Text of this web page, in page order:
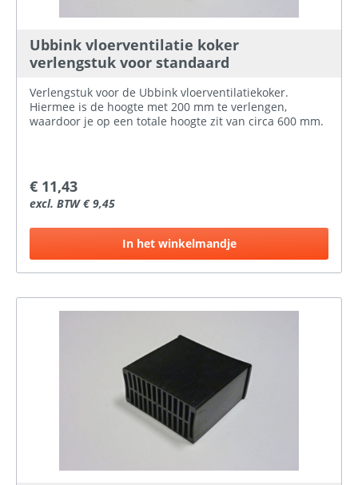
Ubbink vloerventilatie koker
verlengstuk voor standaard
Verlengstuk voor de Ubbink vloerventilatiekoker.
Hiermee is de hoogte met 200 mm te verlengen,
waardoor je op een totale hoogte zit van circa 600 mm.
€ 11,43
excl. BTW € 9,45
In het winkelmandje